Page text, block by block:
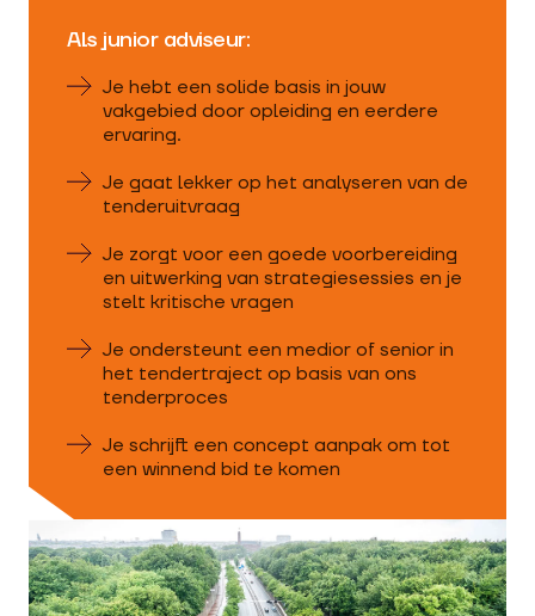
Als junior adviseur:
Je hebt een solide basis in jouw
vakgebied door opleiding en eerdere
ervaring.
Je gaat lekker op het analyseren van de
tenderuitvraag
Je zorgt voor een goede voorbereiding
en uitwerking van strategiesessies en je
stelt kritische vragen
Je ondersteunt een medior of senior in
het tendertraject op basis van ons
tenderproces
Je schrijft een concept aanpak om tot
een winnend bid te komen